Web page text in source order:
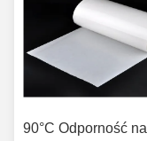
90°C Odporność na